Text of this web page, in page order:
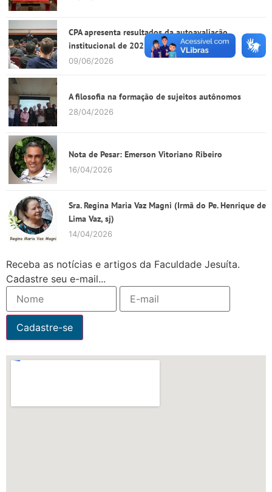
CPA apresenta resultados da autoavaliação
institucional de 2025
09/06/2026
A filosofia na formação de sujeitos autônomos
28/04/2026
Nota de Pesar: Emerson Vitoriano Ribeiro
16/04/2026
Sra. Regina Maria Vaz Magni (Irmã do Pe. Henrique de
Lima Vaz, sj)
14/04/2026
Receba as notícias e artigos da Faculdade Jesuíta.
Cadastre seu e-mail...